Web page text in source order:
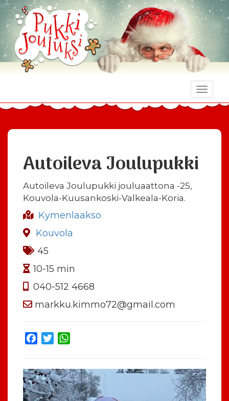
Toggle
Autoileva Joulupukki
Autoileva Joulupukki jouluaattona -25,
Kouvola-Kuusankoski-Valkeala-Koria.
Kymenlaakso
Kouvola
45
10-15 min
040-512 4668
markku.kimmo72@gmail.com
Facebook
Twitter